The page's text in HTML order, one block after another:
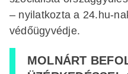
– nyilatkozta a 24.hu-
védőügyvédje.
MOLNÁRT